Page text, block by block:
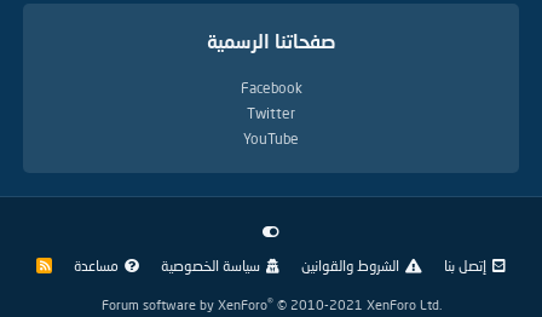
صفحاتنا الرسمية
Facebook
Twitter
YouTube
إتصل بنا الشروط والقوانين سياسة الخصوصية مساعدة
R
Forum software by XenForo® © 2010-2021 XenForo Ltd.